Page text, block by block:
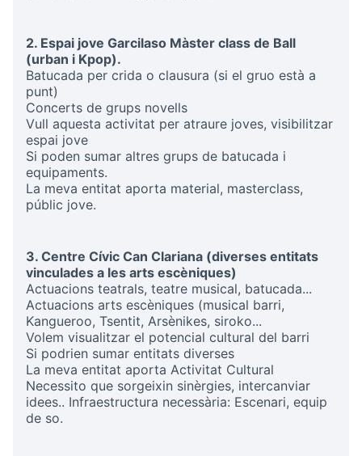
2. Espai jove Garcilaso Màster class de Ball
(urban i Kpop).
Batucada per crida o clausura (si el gruo està a
punt)
Concerts de grups novells
Vull aquesta activitat per atraure joves, visibilitzar
espai jove
Si poden sumar altres grups de batucada i
equipaments.
La meva entitat aporta material, masterclass,
públic jove.
3. Centre Cívic Can Clariana (diverses entitats
vinculades a les arts escèniques)
Actuacions teatrals, teatre musical, batucada...
Actuacions arts escèniques (musical barri,
Kangueroo, Tsentit, Arsènikes, siroko...
Volem visualitzar el potencial cultural del barri
Si podrien sumar entitats diverses
La meva entitat aporta Activitat Cultural
Necessito que sorgeixin sinèrgies, intercanviar
idees.. Infraestructura necessària: Escenari, equip
de so.